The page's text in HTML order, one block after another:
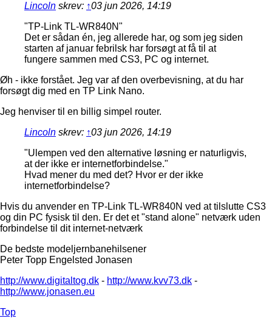
Lincoln skrev: ↑03 jun 2026, 14:19
"TP-Link TL-WR840N"
Det er sådan én, jeg allerede har, og som jeg siden
starten af januar febrilsk har forsøgt at få til at
fungere sammen med CS3, PC og internet.
Øh - ikke forstået. Jeg var af den overbevisning, at du har
forsøgt dig med en TP Link Nano.
Jeg henviser til en billig simpel router.
Lincoln skrev: ↑03 jun 2026, 14:19
"Ulempen ved den alternative løsning er naturligvis,
at der ikke er internetforbindelse."
Hvad mener du med det? Hvor er der ikke
internetforbindelse?
Hvis du anvender en TP-Link TL-WR840N ved at tilslutte CS3
og din PC fysisk til den. Er det et "stand alone" netværk uden
forbindelse til dit internet-netværk
De bedste modeljernbanehilsener
Peter Topp Engelsted Jonasen
http://www.digitaltog.dk - http://www.kvv73.dk -
http://www.jonasen.eu
Top